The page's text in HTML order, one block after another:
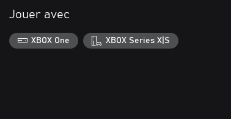
Jouer avec
XBOX One XBOX Series X|S